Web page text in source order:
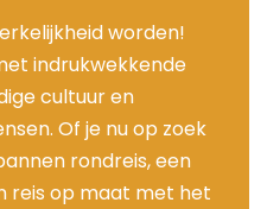
worden!
indrukwekkende
cultuur en
Of je nu op zoek
rondreis, een
reis op maat met het